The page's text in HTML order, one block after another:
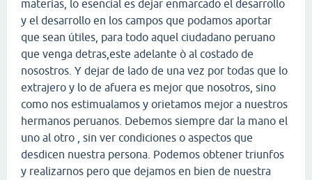
materias, lo esencial es dejar enmarcado el desarrollo
y el desarrollo en los campos que podamos aportar
que sean útiles, para todo aquel ciudadano peruano
que venga detras,este adelante ò al costado de
nosostros. Y dejar de lado de una vez por todas que lo
extrajero y lo de afuera es mejor que nosotros, sino
como nos estimualamos y orietamos mejor a nuestros
hermanos peruanos. Debemos siempre dar la mano el
uno al otro , sin ver condiciones o aspectos que
desdicen nuestra persona. Podemos obtener triunfos
y realizarnos pero que dejamos en bien de nuestra